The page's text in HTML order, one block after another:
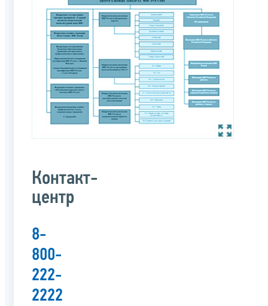
Контакт-
центр
8-
800-
222-
2222